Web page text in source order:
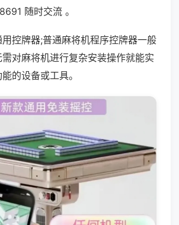
随时交流 。
控牌器;普通麻将机程序控牌器一般
对麻将机进行复杂安装操作就能实
的设备或工具。